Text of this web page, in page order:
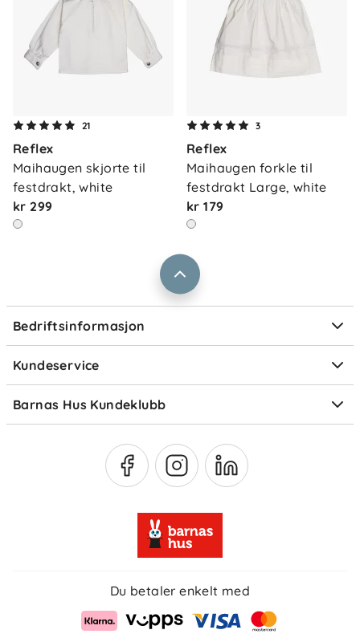
21
Reflex
Maihaugen skjorte til
festdrakt, white
kr 299
3
Reflex
Maihaugen forkle til
festdrakt Large, white
kr 179
Bedriftsinformasjon
Om oss
Våre butikker
Vårt samfunnsansvar
Jobbe i Barnas Hus
Størrelsesguider
Kundeservice
Kontakt oss
Frakt og levering
Retur og reklamasjon
Ofte stilte spørsmål
Om Klarna
Barnas Hus Kundeklubb
Medlemsvilkår
Du betaler enkelt med